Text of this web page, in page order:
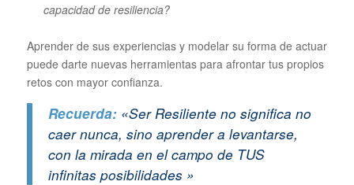
capacidad de resiliencia?
Aprender de sus experiencias y modelar su forma de actuar
puede darte nuevas herramientas para afrontar tus propios
retos con mayor confianza.
Recuerda: «Ser Resiliente no significa no
caer nunca, sino aprender a levantarse,
con la mirada en el campo de TUS
infinitas posibilidades »